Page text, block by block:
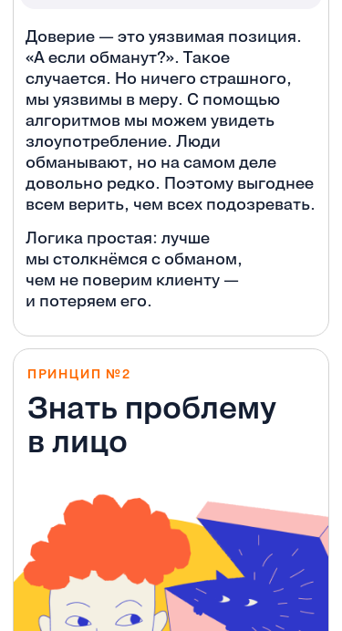
Доверие — это уязвимая позиция.
«А если обманут?». Такое
случается. Но ничего страшного,
мы уязвимы в меру. С помощью
алгоритмов мы можем увидеть
злоупотребление. Люди
обманывают, но на самом деле
довольно редко. Поэтому выгоднее
всем верить, чем всех подозревать.
Логика простая: лучше
мы столкнёмся с обманом,
чем не поверим клиенту —
и потеряем его.
ПРИНЦИП №2
Знать проблему
в лицо